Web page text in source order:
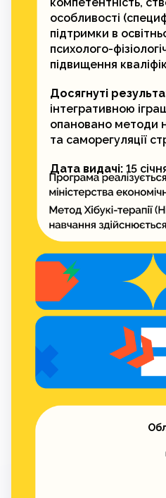
особливості
підтримки в
психолого-
підвищення
Досягнуті
інтегративною
опановано методи
та саморегуляції
Дата видачі: 15